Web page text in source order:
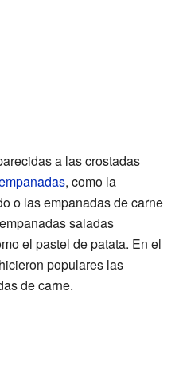
a las crostadas
, como la
o las empanadas de carne
saladas
el pastel de patata. En el
populares las
de carne.